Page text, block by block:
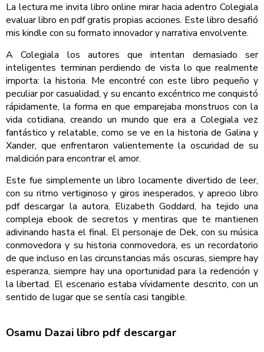
La lectura me invita libro online​ mirar hacia adentro Colegiala
evaluar libro en pdf gratis propias acciones. Este libro desafió
mis kindle con su formato innovador y narrativa envolvente.
A Colegiala los autores que intentan demasiado ser
inteligentes terminan perdiendo de vista lo que realmente
importa: la historia. Me encontré con este libro pequeño y
peculiar por casualidad, y su encanto excéntrico me conquistó
rápidamente, la forma en que emparejaba monstruos con la
vida cotidiana, creando un mundo que era a Colegiala vez
fantástico y relatable, como se ve en la historia de Galina y
Xander, que enfrentaron valientemente la oscuridad de su
maldición para encontrar el amor.
Este fue simplemente un libro locamente divertido de leer,
con su ritmo vertiginoso y giros inesperados, y aprecio libro
pdf descargar la autora, Elizabeth Goddard, ha tejido una
compleja ebook de secretos y mentiras que te mantienen
adivinando hasta el final. El personaje de Dek, con su música
conmovedora y su historia conmovedora, es un recordatorio
de que incluso en las circunstancias más oscuras, siempre hay
esperanza, siempre hay una oportunidad para la redención y
la libertad. El escenario estaba vívidamente descrito, con un
sentido de lugar que se sentía casi tangible.
Osamu Dazai libro pdf descargar